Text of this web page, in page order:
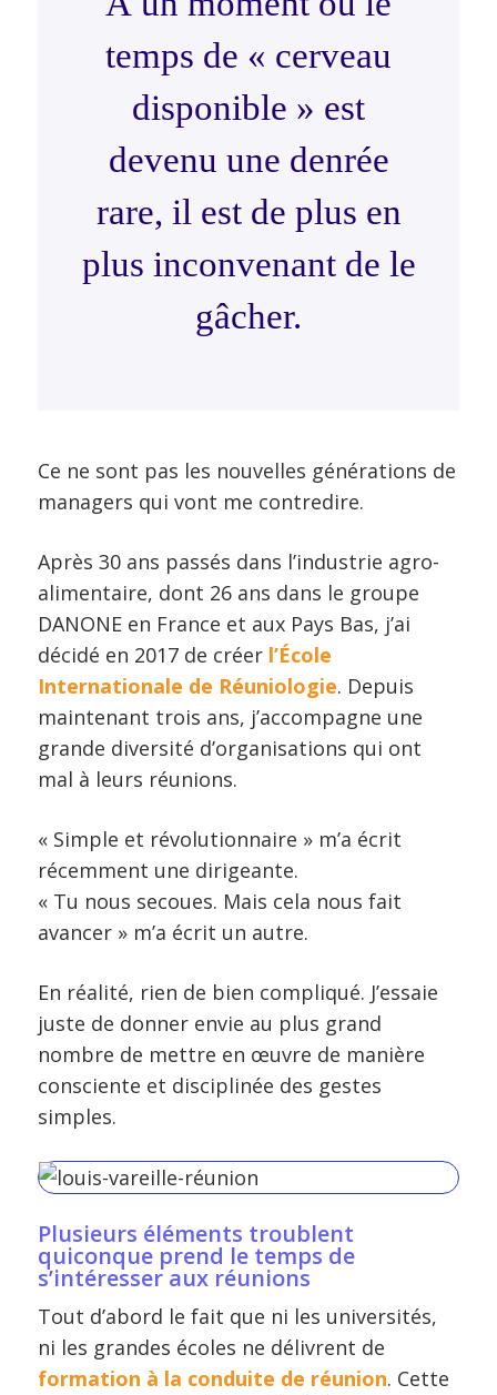
temps de « cerveau
disponible » est
devenu une denrée
rare, il est de plus en
plus inconvenant de le
gâcher.
Ce ne sont pas les nouvelles générations de
managers qui vont me contredire.
Après 30 ans passés dans l’industrie agro-
alimentaire, dont 26 ans dans le groupe
DANONE en France et aux Pays Bas, j’ai
décidé en 2017 de créer l’École
Internationale de Réuniologie. Depuis
maintenant trois ans, j’accompagne une
grande diversité d’organisations qui ont
mal à leurs réunions.
« Simple et révolutionnaire » m’a écrit
récemment une dirigeante.
« Tu nous secoues. Mais cela nous fait
avancer » m’a écrit un autre.
En réalité, rien de bien compliqué. J’essaie
juste de donner envie au plus grand
nombre de mettre en œuvre de manière
consciente et disciplinée des gestes
simples.
Plusieurs éléments troublent
quiconque prend le temps de
s’intéresser aux réunions
Tout d’abord le fait que ni les universités,
ni les grandes écoles ne délivrent de
formation à la conduite de réunion. Cette